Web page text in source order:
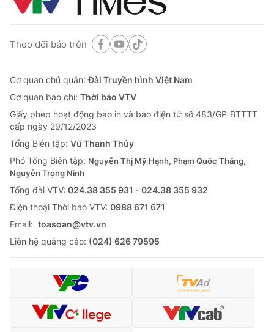
Y tế
Thế giới
Tin tức
Thế giới đó đây
Câu chuyện quốc tế
Kinh tế
Tài chính
Thị trường
Góc doanh nghiệp
Dữ liệu và đời sống
Truyền hình
Phim VTV
Hậu trường
Nhân vật
Giải sao mai
Giải trí
Điện ảnh
Âm nhạc
Đời sống
Tuyển sinh
Học trực tuyến
Hitech Công nghệ tương lai
Theo dõi báo trên
Cơ quan chủ quản:Đài Truyền hình Việt Nam
Cơ quan báo chí: Thời báo VTV
Giấy phép hoạt động báo in và báo điện tử số 483/GP-BTTTT
cấp ngày 29/12/2023
Tổng Biên tập: Vũ Thanh Thủy
Phó Tổng Biên tập: Nguyễn Thị Mỹ Hạnh, Phạm Quốc Thắng,
Nguyễn Trọng Ninh
Tổng đài VTV: 024.38 355 931 - 024.38 355 932
Ðiện thoại Thời báo VTV: 0988 671 671
Email: toasoan@vtv.vn
Liên hệ quảng cáo: (024) 626 79595